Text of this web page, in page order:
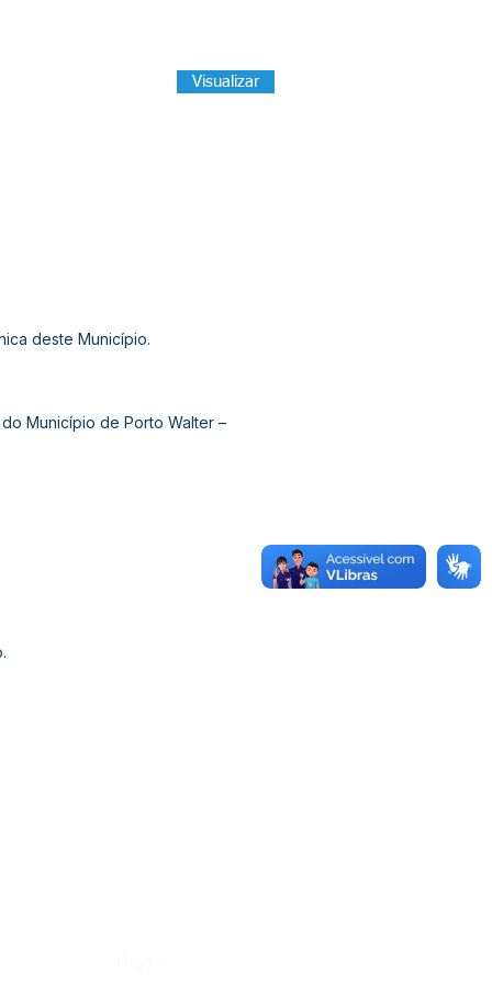
Visualizar
deste Município.
Município de Porto Walter –